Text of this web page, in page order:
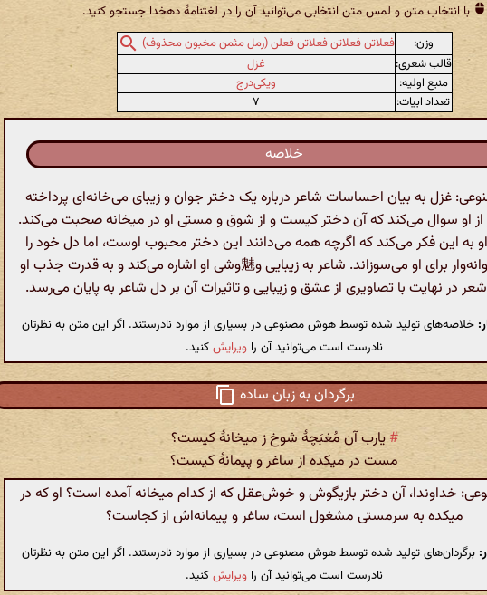
با انتخاب متن و لمس متن انتخابی می‌توانید آن را در لغتنامهٔ دهخدا جستجو کنید.
وزن:
فعلاتن فعلاتن فعلاتن فعلن (رمل مثمن مخبون محذوف)
قالب شعری:
غزل
منبع اولیه:
ویکی‌درج
تعداد ابیات:
۷
خلاصه
غزل به بیان احساسات شاعر درباره یک دختر جوان و زیبای می‌خانه‌ای پرداخته
او سوال می‌کند که آن دختر کیست و از شوق و مستی او در میخانه صحبت می‌کند.
به این فکر می‌کند که اگرچه همه می‌دانند این دختر محبوب اوست، اما دل خود را
ناگفته و دیوانه‌وار برای او می‌سوزاند. شاعر به زیبایی و魅وشی او اشاره می‌کند و به قدرت جذب او
در نهایت با تصاویری از عشق و زیبایی و تاثیرات آن بر دل شاعر به پایان می‌رسد.
خلاصه‌های تولید شده توسط هوش مصنوعی در بسیاری از موارد نادرستند. اگر این متن به نظرتان
نادرست است می‌توانید آن را ویرایشکنید.
برگردان به زبان ساده
# یارب آن مُغبَچهٔ شوخ ز میخانهٔ کیست؟
مست در میکده از ساغر و پیمانهٔ کیست؟
خداوندا، آن دختر بازیگوش و خوش‌عقل که از کدام میخانه آمده است؟ او که در
میکده به سرمستی مشغول است، ساغر و پیمانه‌اش از کجاست؟
برگردان‌های تولید شده توسط هوش مصنوعی در بسیاری از موارد نادرستند. اگر این متن به نظرتان
نادرست است می‌توانید آن را ویرایشکنید.